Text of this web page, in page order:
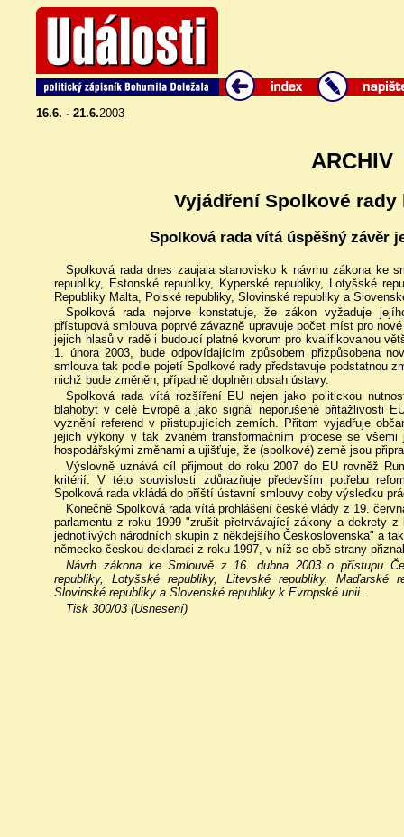
16.6. - 21.6.2003
ARCHIV
Vyjádření Spolkové rady
Spolková rada vítá úspěšný závěr
Spolková rada dnes zaujala stanovisko k návrhu zákona ke
republiky, Estonské republiky, Kyperské republiky, Lotyšské
Republiky Malta, Polské republiky, Slovinské republiky a
Spolková rada nejprve konstatuje, že zákon vyžaduje
přístupová smlouva poprvé závazně upravuje počet míst pro
jejich hlasů v radě i budoucí platné kvorum pro kvalifikovanou
1. února 2003, bude odpovídajícím způsobem přizpůsobena
smlouva tak podle pojetí Spolkové rady představuje podstatnou
nichž bude změněn, případně doplněn obsah ústavy.
Spolková rada vítá rozšíření EU nejen jako politickou
blahobyt v celé Evropě a jako signál neporušené přitažlivosti
vyznění referend v přistupujících zemích. Přitom vyjadřuje
jejich výkony v tak zvaném transformačním procese se
hospodářskými změnami a ujišťuje, že (spolkové) země jsou
Výslovně uznává cíl přijmout do roku 2007 do EU rovněž
kritérií. V této souvislosti zdůrazňuje především potřebu
Spolková rada vkládá do příští ústavní smlouvy coby výsledku
Konečně Spolková rada vítá prohlášení české vlády z 19.
parlamentu z roku 1999 "zrušit přetrvávající zákony a dekrety
jednotlivých národních skupin z někdejšího Československa" a
německo-českou deklaraci z roku 1997, v níž se obě strany
Návrh zákona ke Smlouvě z 16. dubna 2003 o přístupu
republiky, Lotyšské republiky, Litevské republiky, Maďarské
Slovinské republiky a Slovenské republiky k Evropské unii.
Tisk 300/03 (Usnesení)